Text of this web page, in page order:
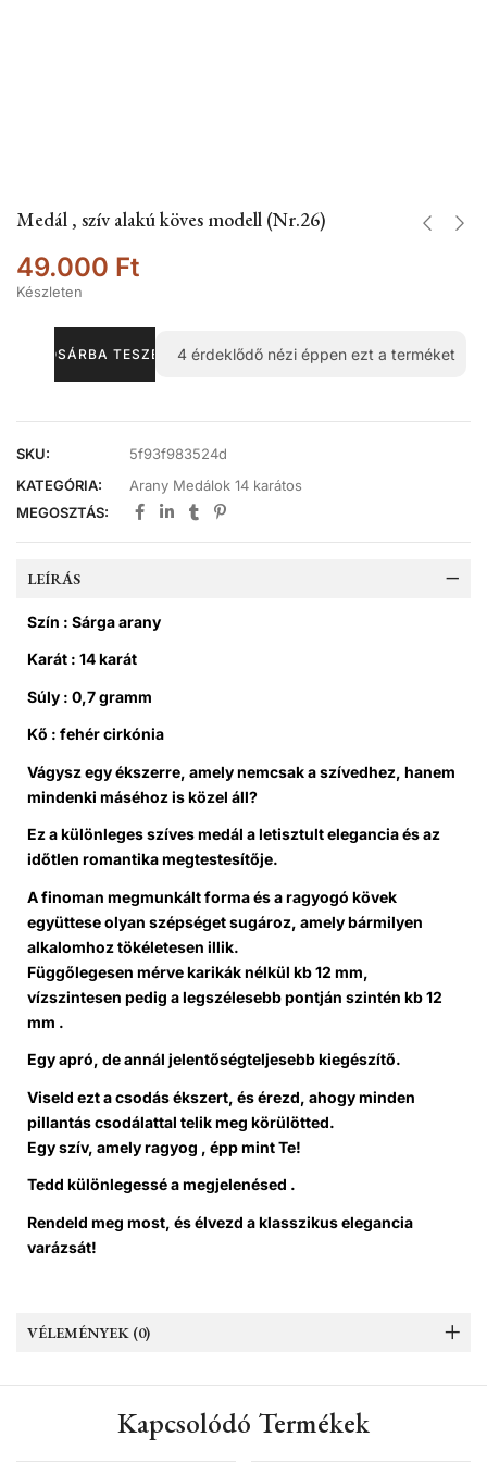
Medál , szív alakú köves modell (Nr.26)
49.000 Ft
Készleten
KOSÁRBA TESZEM 4érdeklődő nézi éppen ezt a terméket
SKU:
5f93f983524d
KATEGÓRIA:
Arany Medálok 14 karátos
MEGOSZTÁS:
LEÍRÁS
Szín : Sárga arany
Karát : 14 karát
Súly : 0,7 gramm
Kő : fehér cirkónia
Vágysz egy ékszerre, amely nemcsak a szívedhez, hanem
mindenki máséhoz is közel áll?
Ez a különleges szíves medál a letisztult elegancia és az
időtlen romantika megtestesítője.
A finoman megmunkált forma és a ragyogó kövek
együttese olyan szépséget sugároz, amely bármilyen
alkalomhoz tökéletesen illik.
Függőlegesen mérve karikák nélkül kb 12 mm,
vízszintesen pedig a legszélesebb pontján szintén kb 12
mm .
Egy apró, de annál jelentőségteljesebb kiegészítő.
Viseld ezt a csodás ékszert, és érezd, ahogy minden
pillantás csodálattal telik meg körülötted.
Egy szív, amely ragyog , épp mint Te!
Tedd különlegessé a megjelenésed .
Rendeld meg most, és élvezd a klasszikus elegancia
varázsát!
VÉLEMÉNYEK (0)
Kapcsolódó Termékek